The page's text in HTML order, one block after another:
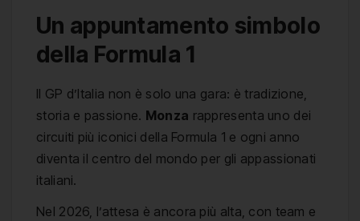
Un appuntamento simbolo
della Formula 1
Il GP d’Italia non è solo una gara: è tradizione,
storia e passione. Monza rappresenta uno dei
circuiti più iconici della Formula 1 e ogni anno
diventa il centro del mondo per gli appassionati
italiani.
Nel 2026, l’attesa è ancora più alta, con team e